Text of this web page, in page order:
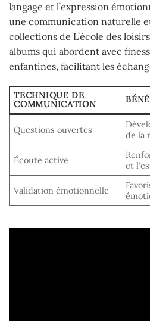
langage et l’expression
une communication naturelle
collections de L’école des
albums qui abordent avec
enfantines, facilitant les
TECHNIQUE DE
COMMUNICATION
Questions ouvertes
de la
Écoute active
et
Validation émotionnelle